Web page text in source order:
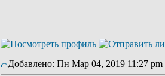
Добавлено: Пн Мар 04, 2019 11:27 pm